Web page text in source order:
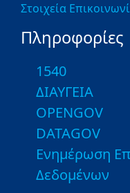
Στοιχεία
Πληροφορίες
1540
ΔΙΑΥΓΕΙΑ
OPENGOV
DATAGOV
Ενημέρωση
Δεδομένων